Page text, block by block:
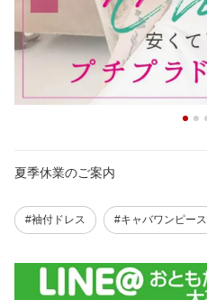
夏季休業のご案内
#袖付ドレス #キャバワンピース